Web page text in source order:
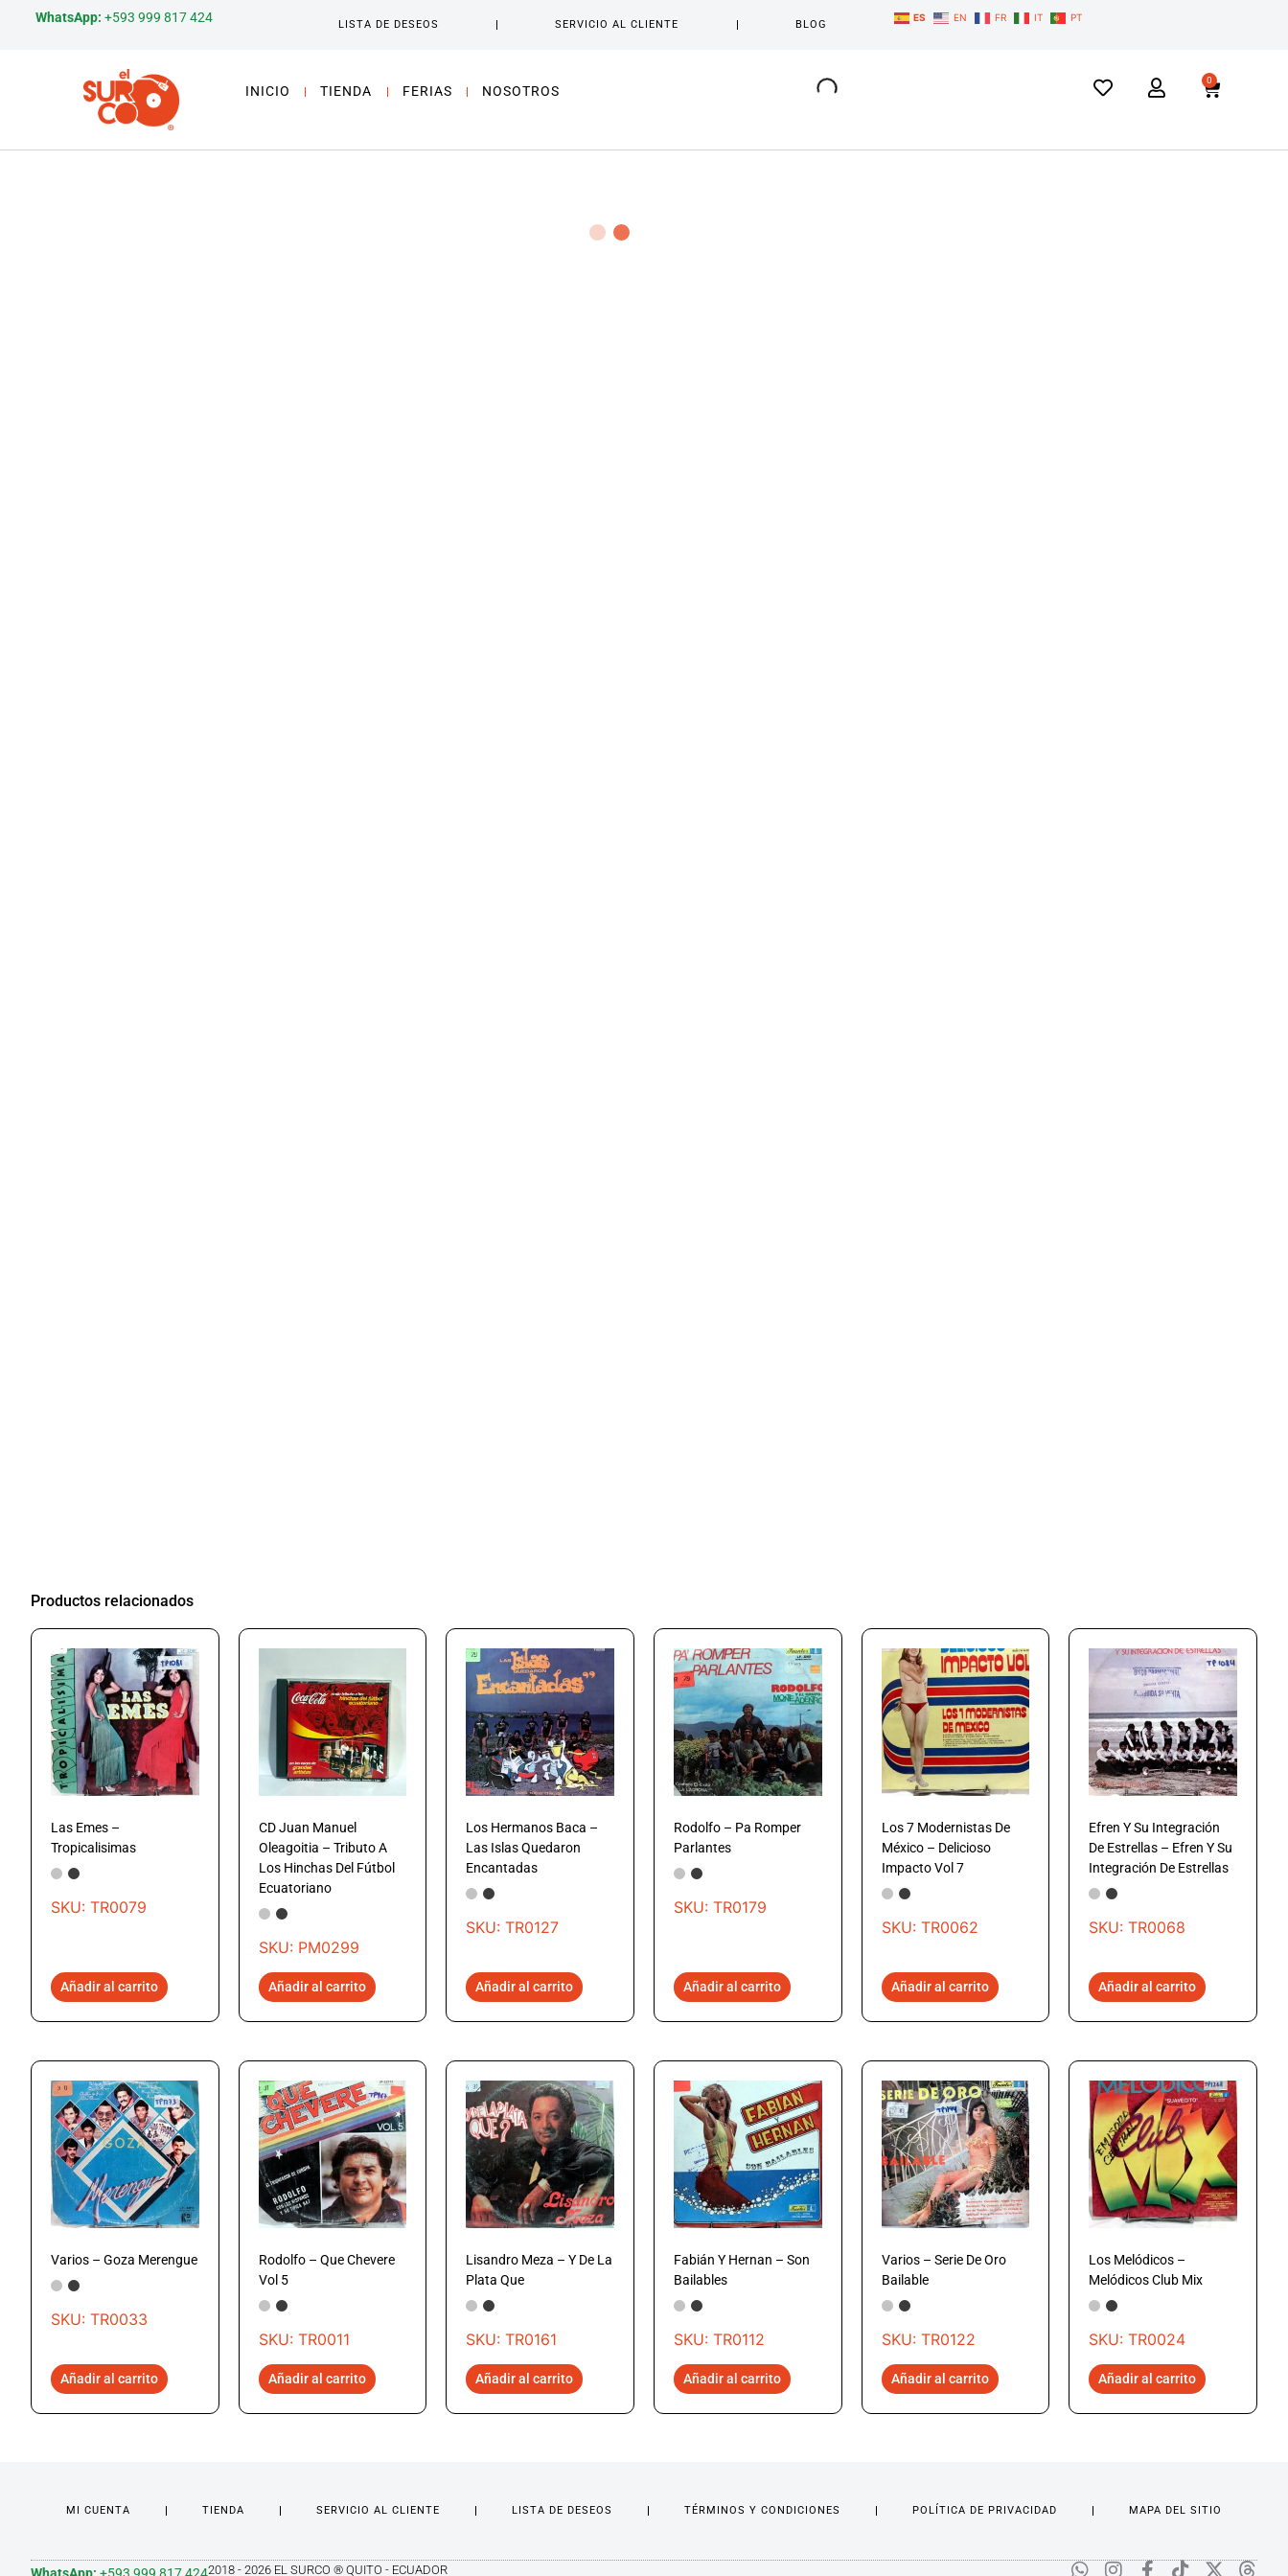
WhatsApp: +593 999 817 424 LISTA DE DESEOS SERVICIO AL CLIENTE BLOG
ES EN FR IT PT
INICIO TIENDA FERIAS NOSOTROS
0
Productos relacionados
Las Emes –
Tropicalisimas
SKU: TR0079
Añadir al carrito
CD Juan Manuel
Oleagoitia – Tributo A
Los Hinchas Del Fútbol
Ecuatoriano
SKU: PM0299
Añadir al carrito
Los Hermanos Baca –
Las Islas Quedaron
Encantadas
SKU: TR0127
Añadir al carrito
Rodolfo – Pa Romper
Parlantes
SKU: TR0179
Añadir al carrito
Los 7 Modernistas De
México – Delicioso
Impacto Vol 7
SKU: TR0062
Añadir al carrito
Efren Y Su Integración
De Estrellas – Efren Y Su
Integración De Estrellas
SKU: TR0068
Añadir al carrito
Varios – Goza Merengue
SKU: TR0033
Añadir al carrito
Rodolfo – Que Chevere
Vol 5
SKU: TR0011
Añadir al carrito
Lisandro Meza – Y De La
Plata Que
SKU: TR0161
Añadir al carrito
Fabián Y Hernan – Son
Bailables
SKU: TR0112
Añadir al carrito
Varios – Serie De Oro
Bailable
SKU: TR0122
Añadir al carrito
Los Melódicos –
Melódicos Club Mix
SKU: TR0024
Añadir al carrito
MI CUENTA TIENDA SERVICIO AL CLIENTE LISTA DE DESEOS TÉRMINOS Y CONDICIONES POLÍTICA DE PRIVACIDAD MAPA DEL SITIO
2018 - 2026 EL SURCO ® QUITO - ECUADOR